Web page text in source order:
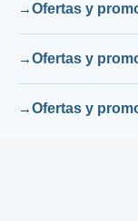
Ofertas y
Ofertas y
Ofertas y